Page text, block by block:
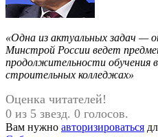
«Одна из актуальных задач —
Минстрой России ведет
продолжительности обучения
строительных колледжах»
Оценка читателей!
0 из 5 звезд. 0 голосов.
Вам нужно авторизироваться